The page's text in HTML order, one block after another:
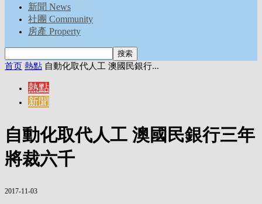
新聞 News
社團 Community
房產 Property
首页 熱點 自動化取代人工 澳國民銀行...
熱點
新聞
自動化取代人工 澳國民銀行三年
將裁六千
2017-11-03